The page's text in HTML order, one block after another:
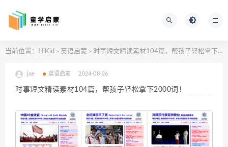
当前位置： HiKid > 英语启蒙 > 时事短文精读素材104篇，帮孩子轻松拿下2000词！
joe 英语启蒙 2024-08-26
时事短文精读素材104篇，帮孩子轻松拿下2000词！